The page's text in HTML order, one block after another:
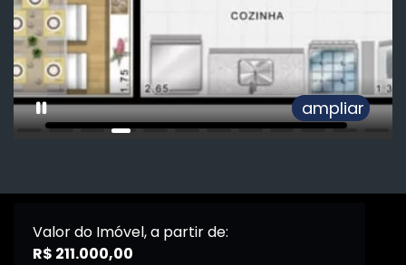
ampliar
Valor do Imóvel, a partir de:
R$ 211.000,00